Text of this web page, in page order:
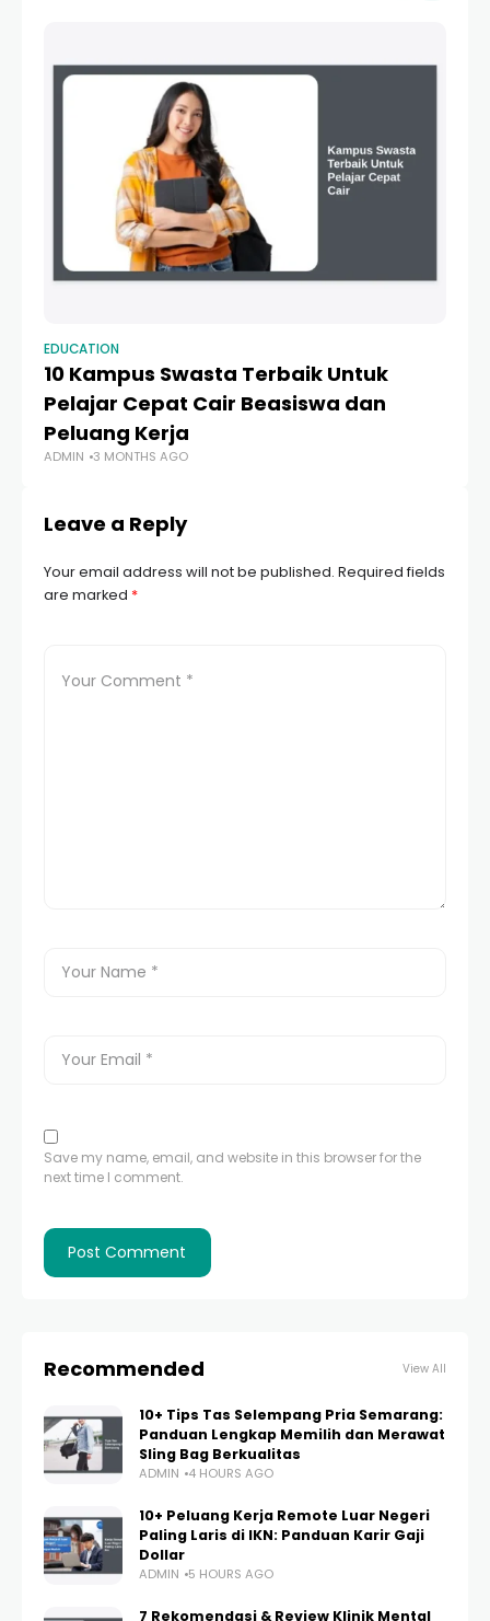
EDUCATION
10 Kampus Swasta Terbaik Untuk
Pelajar Cepat Cair Beasiswa dan
Peluang Kerja
ADMIN 3 MONTHS AGO
Leave a Reply
Your email address will not be published. Required fields
are marked *
Save my name, email, and website in this browser for the
next time I comment.
Recommended View All
10+ Tips Tas Selempang Pria Semarang:
Panduan Lengkap Memilih dan Merawat
Sling Bag Berkualitas
ADMIN 4 HOURS AGO
10+ Peluang Kerja Remote Luar Negeri
Paling Laris di IKN: Panduan Karir Gaji
Dollar
ADMIN 5 HOURS AGO
7 Rekomendasi & Review Klinik Mental